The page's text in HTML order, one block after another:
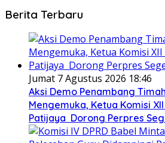
Berita Terbaru
Jumat 7 Agustus 2026 18:46
Aksi Demo Penambang
Mengemuka, Ketua Komisi
Patijaya Dorong Perpres